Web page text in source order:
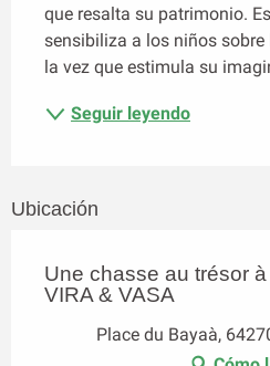
que resalta su patrimonio.
sensibiliza a los niños
la vez que estimula su
Seguir leyendo
Ubicación
Une chasse au trésor
VIRA & VASA
Place du Bayaà,